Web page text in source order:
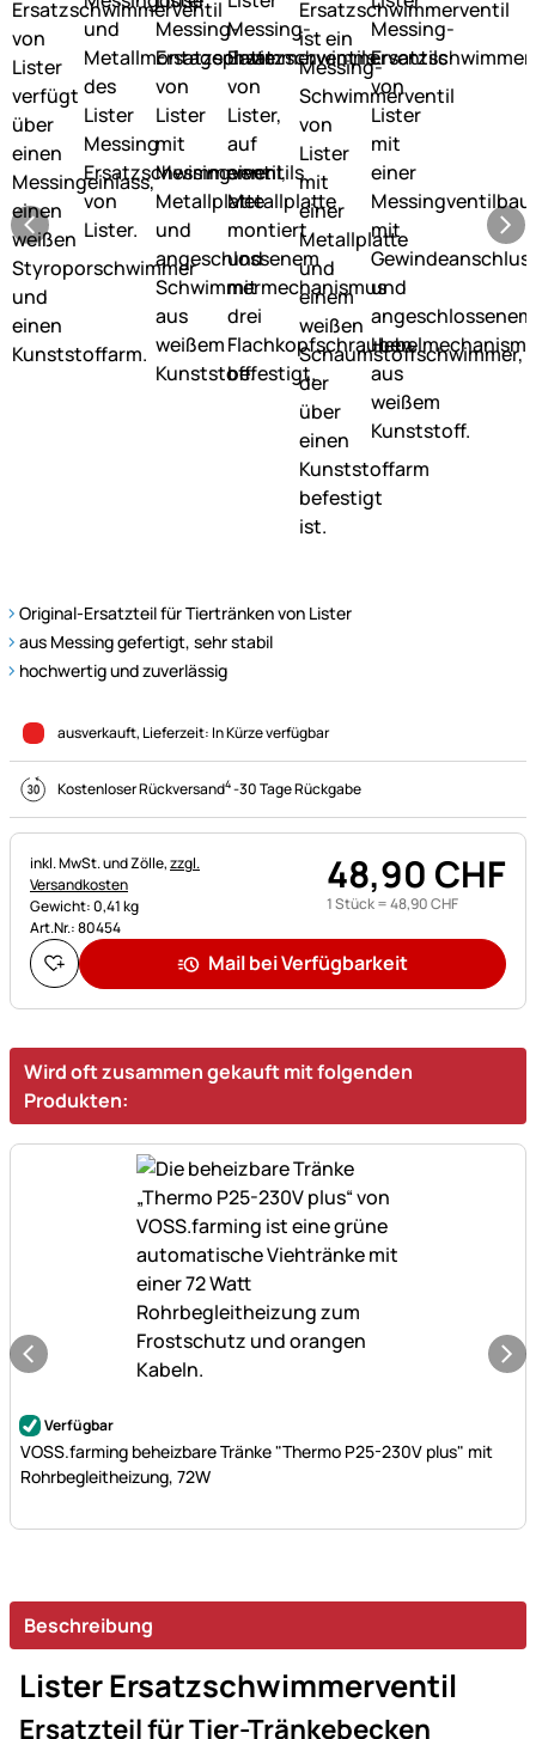
Original-Ersatzteil für Tiertränken von Lister
aus Messing gefertigt, sehr stabil
hochwertig und zuverlässig
ausverkauft, Lieferzeit: In Kürze verfügbar
Kostenloser Rückversand4-30 Tage Rückgabe
Steuerhinweis:
inkl. MwSt. und Zölle,zzgl.
Versandkosten
Gewicht: 0,41 kg
Art.Nr.: 80454
48,90 CHF
1 Stück =48,90CHF
Mail bei Verfügbarkeit
Wird oft zusammen gekauft mit folgenden
Produkten:
Noch keine Bewertungen abgegeben
Verfügbar
VOSS.farming beheizbare Tränke "Thermo P25-230V plus" mit
Rohrbegleitheizung, 72W
Beschreibung
Lister Ersatzschwimmerventil
Ersatzteil für Tier-Tränkebecken